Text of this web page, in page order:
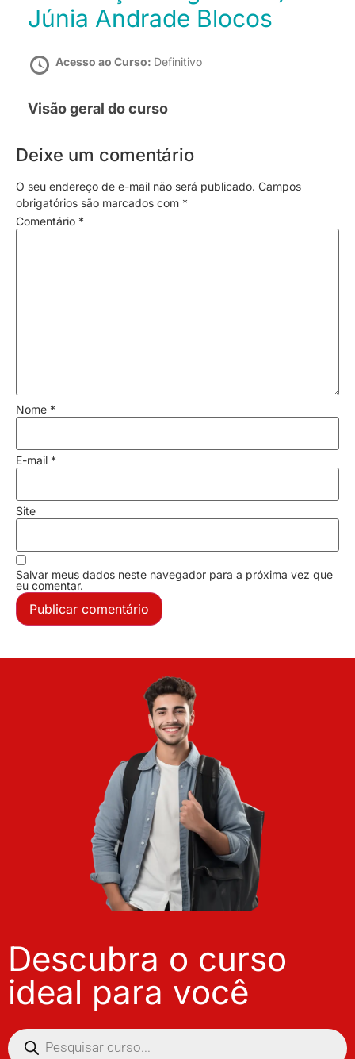
Júnia Andrade Blocos
Acesso ao Curso: Definitivo
Visão geral do curso
Deixe um comentário
O seu endereço de e-mail não será publicado. Campos
obrigatórios são marcados com *
Comentário *
Nome *
E-mail *
Site
Salvar meus dados neste navegador para a próxima vez que
eu comentar.
Descubra o curso
ideal para você